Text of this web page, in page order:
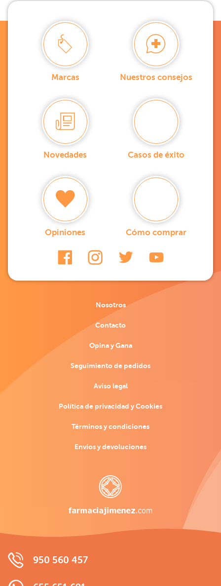
Marcas Nuestros consejos
Novedades Casos de éxito
Opiniones Cómo comprar
Nosotros
Contacto
Opina y Gana
Seguimiento de pedidos
Aviso legal
Política de privacidad y Cookies
Términos y condiciones
Envíos y devoluciones
950 560 457